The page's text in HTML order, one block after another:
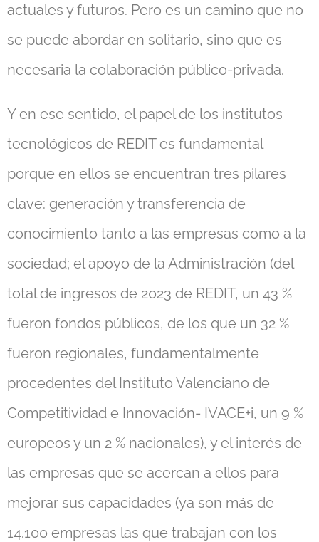
actuales y futuros. Pero es un camino que no
se puede abordar en solitario, sino que es
necesaria la colaboración público-privada.
Y en ese sentido, el papel de los institutos
tecnológicos de REDIT es fundamental
porque en ellos se encuentran tres pilares
clave: generación y transferencia de
conocimiento tanto a las empresas como a la
sociedad; el apoyo de la Administración (del
total de ingresos de 2023 de REDIT, un 43 %
fueron fondos públicos, de los que un 32 %
fueron regionales, fundamentalmente
procedentes del Instituto Valenciano de
Competitividad e Innovación- IVACE+i, un 9 %
europeos y un 2 % nacionales), y el interés de
las empresas que se acercan a ellos para
mejorar sus capacidades (ya son más de
14.100 empresas las que trabajan con los